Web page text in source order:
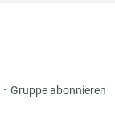
· Gruppe abonnieren